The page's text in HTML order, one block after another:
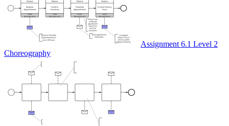
Assignment 6.1 Level 2
Choreography